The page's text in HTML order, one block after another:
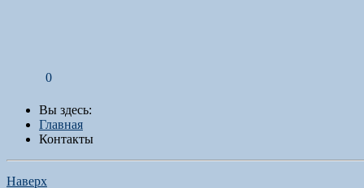
0
Вы здесь:
Главная
Контакты
Наверх